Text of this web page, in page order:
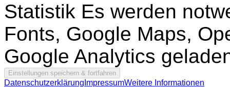
Statistik Es werden
Fonts, Google Maps,
Google Analytics
Datenschutzerklärung ImpressumWeitere Informationen